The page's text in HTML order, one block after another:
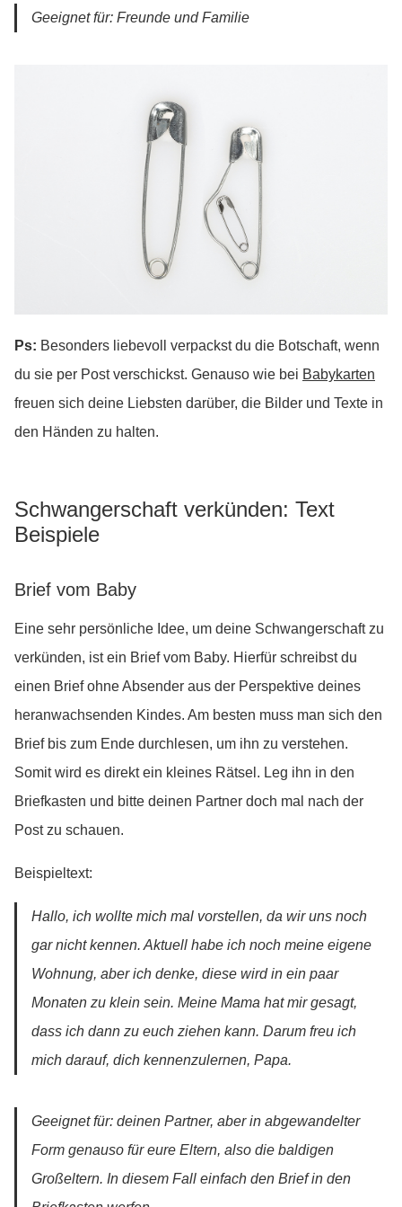
Geeignet für: Freunde und Familie
Ps: Besonders liebevoll verpackst du die Botschaft, wenn
du sie per Post verschickst. Genauso wie bei Babykarten
freuen sich deine Liebsten darüber, die Bilder und Texte in
den Händen zu halten.
Schwangerschaft verkünden: Text
Beispiele
Brief vom Baby
Eine sehr persönliche Idee, um deine Schwangerschaft zu
verkünden, ist ein Brief vom Baby. Hierfür schreibst du
einen Brief ohne Absender aus der Perspektive deines
heranwachsenden Kindes. Am besten muss man sich den
Brief bis zum Ende durchlesen, um ihn zu verstehen.
Somit wird es direkt ein kleines Rätsel. Leg ihn in den
Briefkasten und bitte deinen Partner doch mal nach der
Post zu schauen.
Beispieltext:
Hallo, ich wollte mich mal vorstellen, da wir uns noch
gar nicht kennen. Aktuell habe ich noch meine eigene
Wohnung, aber ich denke, diese wird in ein paar
Monaten zu klein sein. Meine Mama hat mir gesagt,
dass ich dann zu euch ziehen kann. Darum freu ich
mich darauf, dich kennenzulernen, Papa.
Geeignet für: deinen Partner, aber in abgewandelter
Form genauso für eure Eltern, also die baldigen
Großeltern. In diesem Fall einfach den Brief in den